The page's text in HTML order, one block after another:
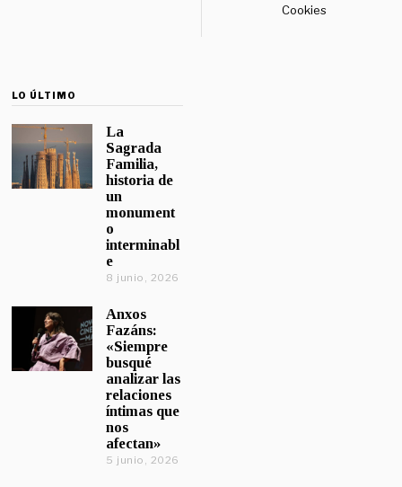
Cookies
LO ÚLTIMO
La
Sagrada
Familia,
historia de
un
monument
o
interminabl
e
8 junio, 2026
Anxos
Fazáns:
«Siempre
busqué
analizar las
relaciones
íntimas que
nos
afectan»
5 junio, 2026